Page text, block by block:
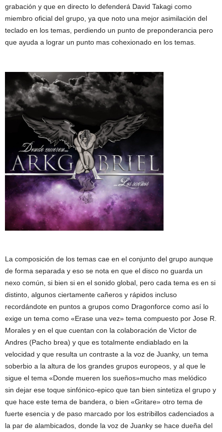
grabación y que en directo lo defenderá David Takagi como
miembro oficial del grupo, ya que noto una mejor asimilación del
teclado en los temas, perdiendo un punto de preponderancia pero
que ayuda a lograr un punto mas cohexionado en los temas.
La composición de los temas cae en el conjunto del grupo aunque
de forma separada y eso se nota en que el disco no guarda un
nexo común, si bien si en el sonido global, pero cada tema es en si
distinto, algunos ciertamente cañeros y rápidos incluso
recordándote en puntos a grupos como Dragonforce como así lo
exige un tema como «Erase una vez» tema compuesto por Jose R.
Morales y en el que cuentan con la colaboración de Victor de
Andres (Pacho brea) y que es totalmente endiablado en la
velocidad y que resulta un contraste a la voz de Juanky, un tema
soberbio a la altura de los grandes grupos europeos, y al que le
sigue el tema «Donde mueren los sueños»mucho mas melódico
sin dejar ese toque sinfónico-epico que tan bien sintetiza el grupo y
que hace este tema de bandera, o bien «Gritare» otro tema de
fuerte esencia y de paso marcado por los estribillos cadenciados a
la par de alambicados, donde la voz de Juanky se hace dueña del